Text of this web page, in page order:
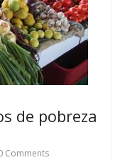
de pobreza
Comments